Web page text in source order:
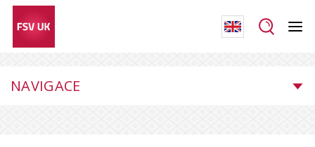
NAVIGACE